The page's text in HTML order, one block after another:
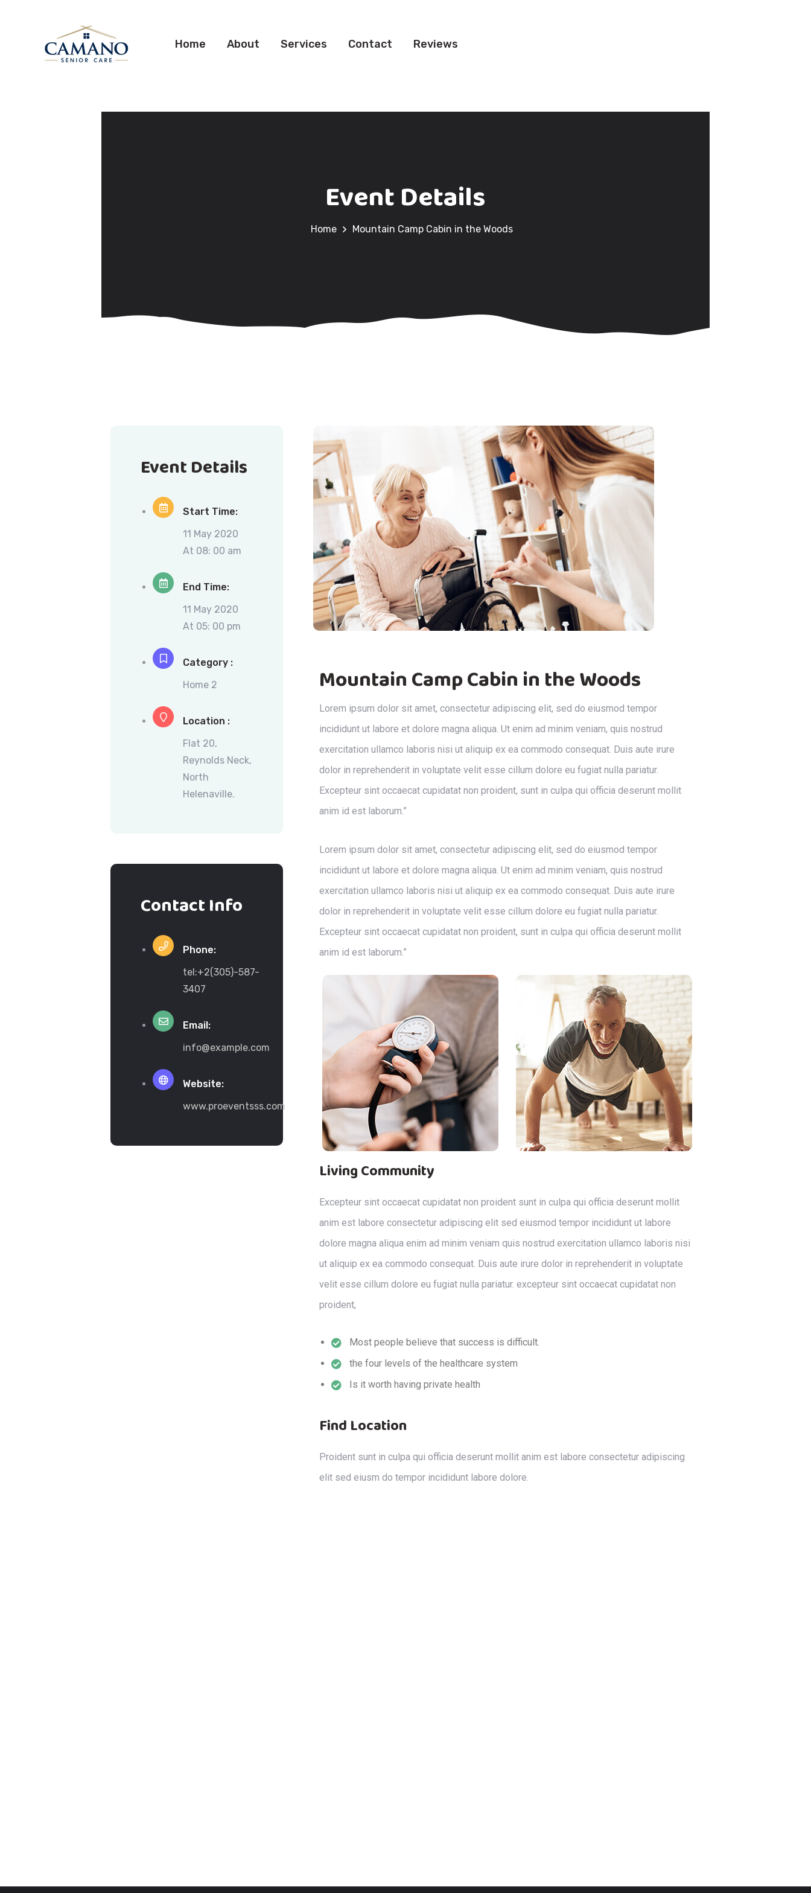
Home About Services Contact Reviews
Event Details
Home Mountain Camp Cabin in the Woods
Event Details
Start Time:
11 May 2020
At 08: 00 am
End Time:
11 May 2020
At 05: 00 pm
Category :
Home 2
Location :
Flat 20,
Reynolds Neck,
North
Helenaville.
Contact Info
Phone:
tel:+2(305)-587-
3407
Email:
info@example.com
Website:
www.proeventsss.com
Mountain Camp Cabin in the Woods
Lorem ipsum dolor sit amet, consectetur adipiscing elit, sed do eiusmod tempor
incididunt ut labore et dolore magna aliqua. Ut enim ad minim veniam, quis nostrud
exercitation ullamco laboris nisi ut aliquip ex ea commodo consequat. Duis aute irure
dolor in reprehenderit in voluptate velit esse cillum dolore eu fugiat nulla pariatur.
Excepteur sint occaecat cupidatat non proident, sunt in culpa qui officia deserunt mollit
anim id est laborum.”
Lorem ipsum dolor sit amet, consectetur adipiscing elit, sed do eiusmod tempor
incididunt ut labore et dolore magna aliqua. Ut enim ad minim veniam, quis nostrud
exercitation ullamco laboris nisi ut aliquip ex ea commodo consequat. Duis aute irure
dolor in reprehenderit in voluptate velit esse cillum dolore eu fugiat nulla pariatur.
Excepteur sint occaecat cupidatat non proident, sunt in culpa qui officia deserunt mollit
anim id est laborum.”
Living Community
Excepteur sint occaecat cupidatat non proident sunt in culpa qui officia deserunt mollit
anim est labore consectetur adipiscing elit sed eiusmod tempor incididunt ut labore
dolore magna aliqua enim ad minim veniam quis nostrud exercitation ullamco laboris nisi
ut aliquip ex ea commodo consequat. Duis aute irure dolor in reprehenderit in voluptate
velit esse cillum dolore eu fugiat nulla pariatur. excepteur sint occaecat cupidatat non
proident,
Most people believe that success is difficult.
the four levels of the healthcare system
Is it worth having private health
Find Location
Proident sunt in culpa qui officia deserunt mollit anim est labore consectetur adipiscing
elit sed eiusm do tempor incididunt labore dolore.